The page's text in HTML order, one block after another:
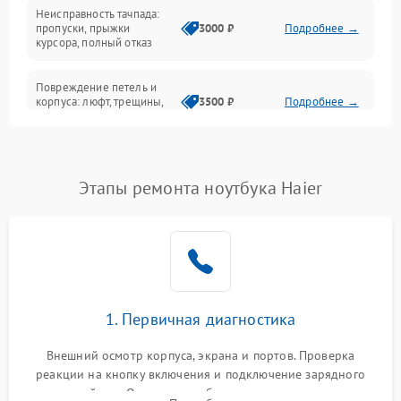
Сеть и интернет
Неисправность тачпада:
пропуски, прыжки
курсора, полный отказ
3000 ₽ Подробнее →
Повреждение петель и
корпуса: люфт, трещины,
3500 ₽ Подробнее →
невозможность зарядки,
2500 ₽ Подробнее →
2000 ₽
Перегрев из‑за пыли,
неисправности кулера
Выход из строя SSD или
Этапы ремонта ноутбука Haier
1. Первичная диагностика
Внешний осмотр корпуса, экрана и портов. Проверка
реакции на кнопку включения и подключение зарядного
устройства. Оценка потребления тока с помощью